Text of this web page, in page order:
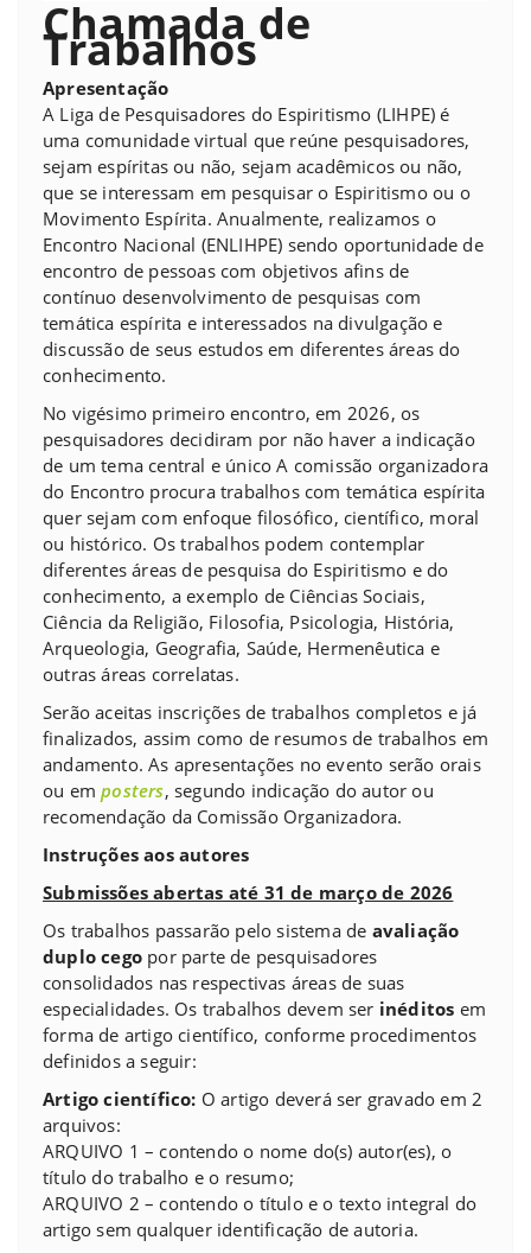
Chamada de
Trabalhos
Apresentação
A Liga de Pesquisadores do Espiritismo (LIHPE) é
uma comunidade virtual que reúne pesquisadores,
sejam espíritas ou não, sejam acadêmicos ou não,
que se interessam em pesquisar o Espiritismo ou o
Movimento Espírita. Anualmente, realizamos o
Encontro Nacional (ENLIHPE) sendo oportunidade de
encontro de pessoas com objetivos afins de
contínuo desenvolvimento de pesquisas com
temática espírita e interessados na divulgação e
discussão de seus estudos em diferentes áreas do
conhecimento.
No vigésimo primeiro encontro, em 2026, os
pesquisadores decidiram por não haver a indicação
de um tema central e único A comissão organizadora
do Encontro procura trabalhos com temática espírita
quer sejam com enfoque filosófico, científico, moral
ou histórico. Os trabalhos podem contemplar
diferentes áreas de pesquisa do Espiritismo e do
conhecimento, a exemplo de Ciências Sociais,
Ciência da Religião, Filosofia, Psicologia, História,
Arqueologia, Geografia, Saúde, Hermenêutica e
outras áreas correlatas.
Serão aceitas inscrições de trabalhos completos e já
finalizados, assim como de resumos de trabalhos em
andamento. As apresentações no evento serão orais
ou emposters, segundo indicação do autor ou
recomendação da Comissão Organizadora.
Instruções aos autores
Submissões abertas até 31 de março de 2026
Os trabalhos passarão pelo sistema de avaliação
duplo cego por parte de pesquisadores
consolidados nas respectivas áreas de suas
especialidades. Os trabalhos devem ser inéditos em
forma de artigo científico, conforme procedimentos
definidos a seguir:
Artigo científico: O artigo deverá ser gravado em 2
arquivos:
ARQUIVO 1 – contendo o nome do(s) autor(es), o
título do trabalho e o resumo;
ARQUIVO 2 – contendo o título e o texto integral do
artigo sem qualquer identificação de autoria.